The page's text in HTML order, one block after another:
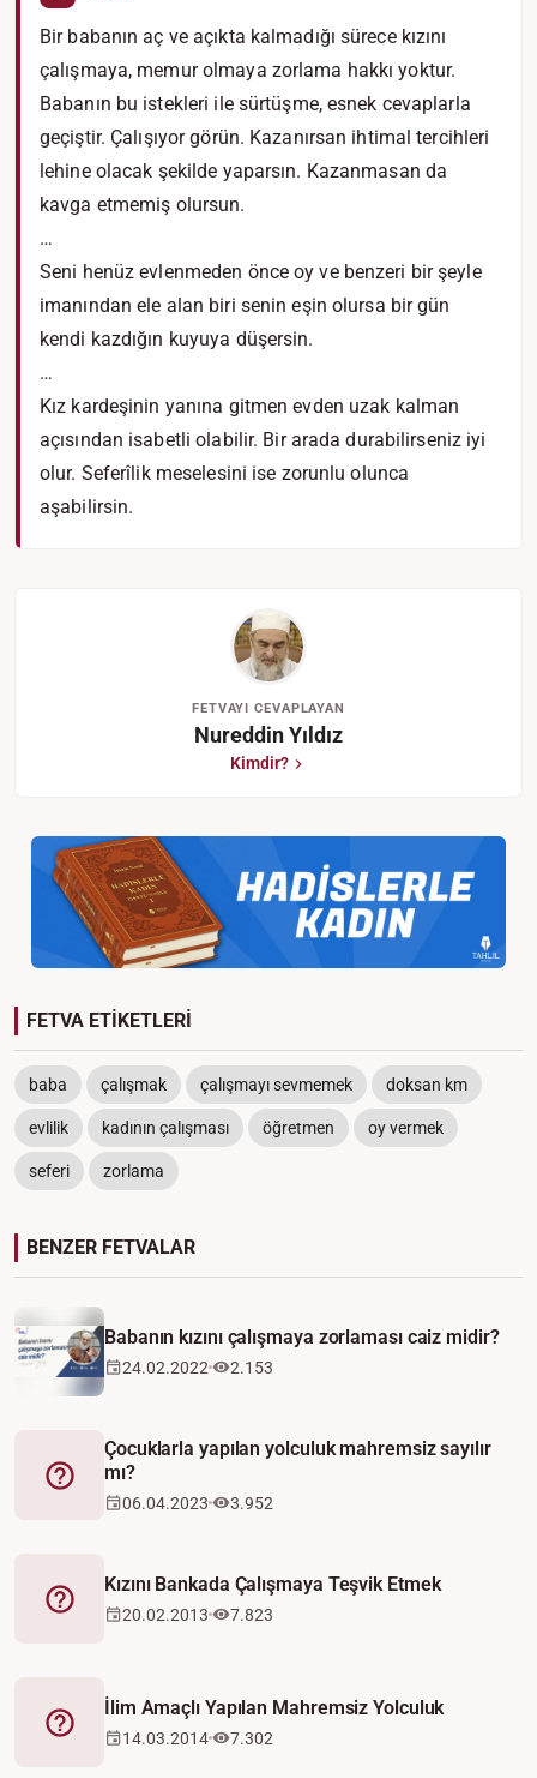
Bir babanın aç ve açıkta kalmadığı sürece kızını
çalışmaya, memur olmaya zorlama hakkı yoktur.
Babanın bu istekleri ile sürtüşme, esnek cevaplarla
geçiştir. Çalışıyor görün. Kazanırsan ihtimal tercihleri
lehine olacak şekilde yaparsın. Kazanmasan da
kavga etmemiş olursun.
…
Seni henüz evlenmeden önce oy ve benzeri bir şeyle
imanından ele alan biri senin eşin olursa bir gün
kendi kazdığın kuyuya düşersin.
…
Kız kardeşinin yanına gitmen evden uzak kalman
açısından isabetli olabilir. Bir arada durabilirseniz iyi
olur. Seferîlik meselesini ise zorunlu olunca
aşabilirsin.
FETVAYI CEVAPLAYAN
Nureddin Yıldız
Kimdir?
FETVA ETİKETLERİ
baba çalışmak çalışmayı sevmemek doksan km
evlilik kadının çalışması öğretmen oy vermek
seferi zorlama
BENZER FETVALAR
Babanın kızını çalışmaya zorlaması caiz midir?
24.02.2022 2.153
Fetva
Çocuklarla yapılan yolculuk mahremsiz sayılır
mı?
06.04.2023 3.952
Fetva
Kızını Bankada Çalışmaya Teşvik Etmek
20.02.2013 7.823
Fetva
İlim Amaçlı Yapılan Mahremsiz Yolculuk
14.03.2014 7.302